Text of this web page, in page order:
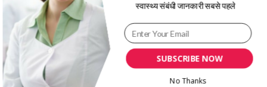
SUBSCRIBE NOW
स्वास्थ्य संबंधी जानकारी सबसे पहले
No Thanks